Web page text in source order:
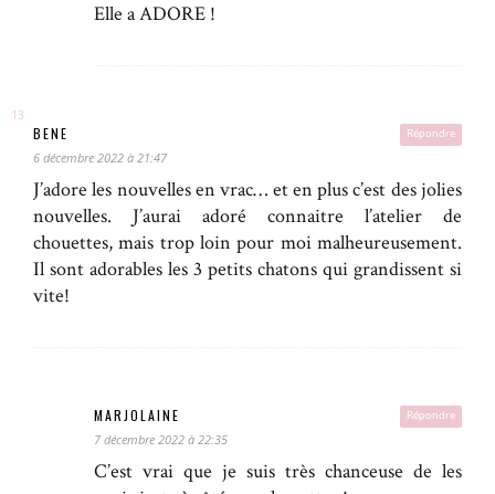
Elle a ADORE !
Répondre
BENE
6 décembre 2022 à 21:47
J’adore les nouvelles en vrac… et en plus c’est des jolies
nouvelles. J’aurai adoré connaitre l’atelier de
chouettes, mais trop loin pour moi malheureusement.
Il sont adorables les 3 petits chatons qui grandissent si
vite!
Répondre
MARJOLAINE
7 décembre 2022 à 22:35
C’est vrai que je suis très chanceuse de les